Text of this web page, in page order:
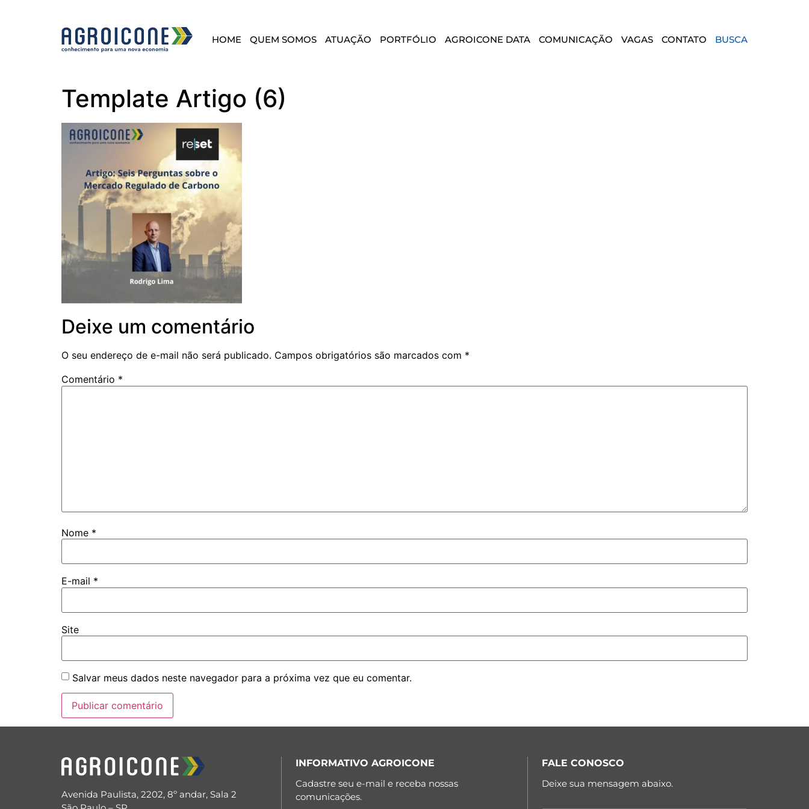
HOME QUEM SOMOS ATUAÇÃO PORTFÓLIO AGROICONE DATA COMUNICAÇÃO VAGAS CONTATO BUSCA
Template Artigo (6)
Deixe um comentário
O seu endereço de e-mail não será publicado. Campos obrigatórios são marcados com *
Comentário *
Nome *
E-mail *
Site
Salvar meus dados neste navegador para a próxima vez que eu comentar.
Avenida Paulista, 2202, 8º andar, Sala 2
INFORMATIVO AGROICONE
Cadastre seu e-mail e receba nossas
comunicações.
FALE CONOSCO
Deixe sua mensagem abaixo.